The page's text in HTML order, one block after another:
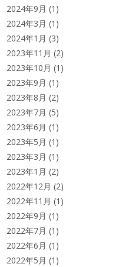
2024年9月 (1)
2024年3月 (1)
2024年1月 (3)
2023年11月 (2)
2023年10月 (1)
2023年9月 (1)
2023年8月 (2)
2023年7月 (5)
2023年6月 (1)
2023年5月 (1)
2023年3月 (1)
2023年1月 (2)
2022年12月 (2)
2022年11月 (1)
2022年9月 (1)
2022年7月 (1)
2022年6月 (1)
2022年5月 (1)